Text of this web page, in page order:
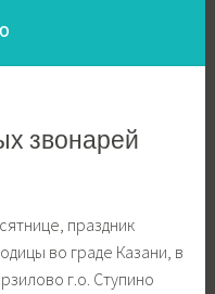
звонарей
праздник
во граде Казани, в
г.о. Ступино